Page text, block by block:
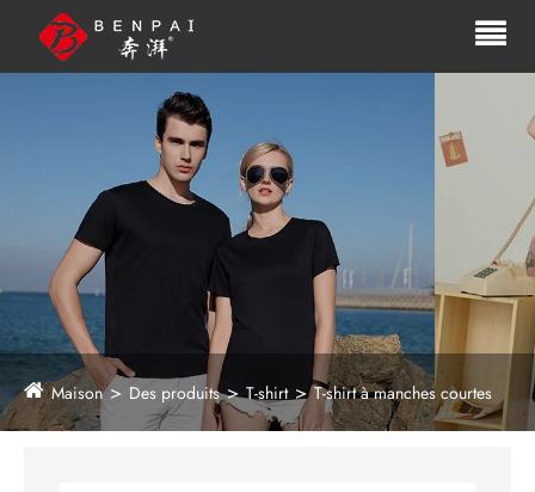
Maison Des produits T-shirt T-shirt à manches courtes